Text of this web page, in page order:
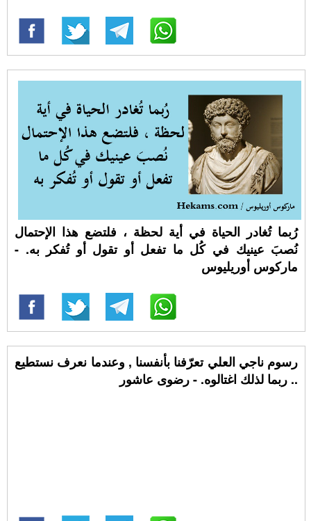
رُبما تُغادر الحياة في أية لحظة ، فلتضع هذا الإحتمال
نُصبَ عينيك في كُل ما تفعل أو تقول أو تُفكر به. -
ماركوس أوريليوس
رسوم ناجي العلي تعرّفنا بأنفسنا , وعندما نعرف نستطيع
.. ربما لذلك اغتالوه. - رضوى عاشور